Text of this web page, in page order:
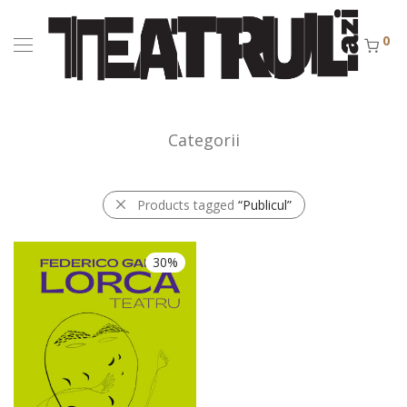
0
Categorii
Products tagged “Publicul”
30%